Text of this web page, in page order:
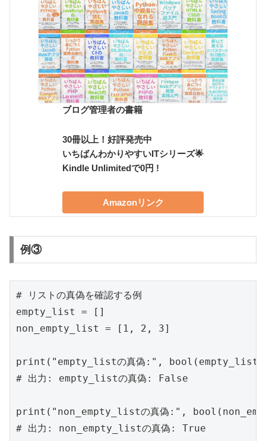
ブログ管理者の書籍
30冊以上！好評発売中
いちばんわかりやすいITシリーズ🌟
Kindle Unlimitedで0円 !
Amazonリンク
例③
# リストの真偽を確認する例
empty_list = []
non_empty_list = [1, 2, 3]
print("empty_listの真偽:",
# 出力: empty_listの真偽: False
print("non_empty_listの真偽:",